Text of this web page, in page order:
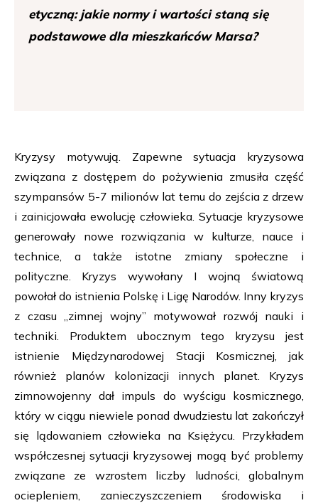
etyczną: jakie normy i wartości staną się
podstawowe dla mieszkańców Marsa?
Kryzysy motywują. Zapewne sytuacja kryzysowa
związana z dostępem do pożywienia zmusiła część
szympansów 5-7 milionów lat temu do zejścia z drzew
i zainicjowała ewolucję człowieka. Sytuacje kryzysowe
generowały nowe rozwiązania w kulturze, nauce i
technice, a także istotne zmiany społeczne i
polityczne. Kryzys wywołany I wojną światową
powołał do istnienia Polskę i Ligę Narodów. Inny kryzys
z czasu „zimnej wojny” motywował rozwój nauki i
techniki. Produktem ubocznym tego kryzysu jest
istnienie Międzynarodowej Stacji Kosmicznej, jak
również planów kolonizacji innych planet. Kryzys
zimnowojenny dał impuls do wyścigu kosmicznego,
który w ciągu niewiele ponad dwudziestu lat zakończył
się lądowaniem człowieka na Księżycu. Przykładem
współczesnej sytuacji kryzysowej mogą być problemy
związane ze wzrostem liczby ludności, globalnym
ociepleniem, zanieczyszczeniem środowiska i